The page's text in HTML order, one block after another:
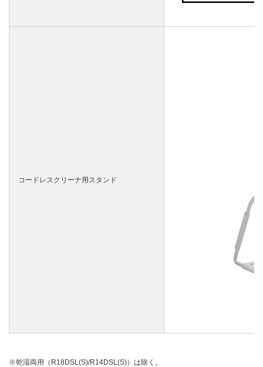
コードレスクリーナ用スタンド
乾湿両用（R18DSL(S)/R14DSL(S)）は除く。